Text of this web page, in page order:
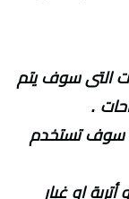
التى سوف يتم
.
سوف تستخدم
او غبار